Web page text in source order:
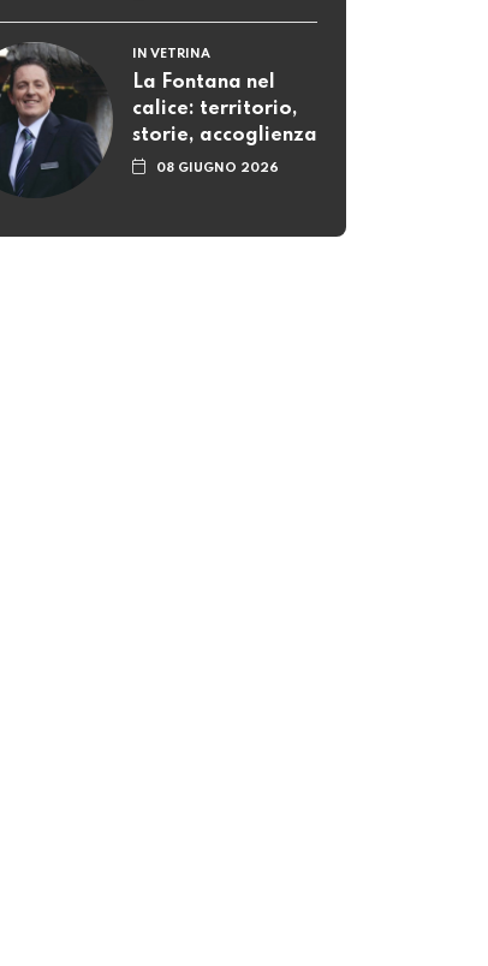
IN VETRINA
La Fontana nel
calice: territorio,
storie, accoglienza
08 GIUGNO 2026